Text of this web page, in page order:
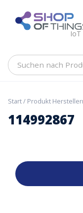
content
Suchen
Hersteller,
Start/ Produkt
114992867